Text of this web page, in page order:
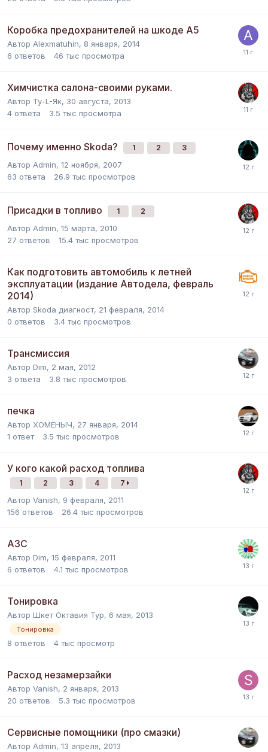
Коробка предохранителей на шкоде А5
Автор Alexmatuhin, 8 января, 2014
6 ответов 46 тыс просмотра
Химчистка салона-своими руками.
Автор Ту-L-Як, 30 августа, 2013
4 ответа 3.5 тыс просмотра
Почему именно Skoda? 1 2 3
Автор Admin, 12 ноября, 2007
63 ответа 26.9 тыс просмотров
Присадки в топливо 1 2
Автор Admin, 15 марта, 2010
27 ответов 15.4 тыс просмотров
Как подготовить автомобиль к летней
эксплуатации (издание Автодела, февраль
2014)
Автор Skoda диагност, 21 февраля, 2014
0 ответов 3.4 тыс просмотров
Трансмиссия
Автор Dim, 2 мая, 2012
3 ответа 3.8 тыс просмотров
печка
Автор ХОМЕНЫЧ, 27 января, 2014
1 ответ 3.5 тыс просмотров
У кого какой расход топлива
1 2 3 4 7
Автор Vanish, 9 февраля, 2011
156 ответов 26.4 тыс просмотров
АЗС
Автор Dim, 15 февраля, 2011
6 ответов 4.1 тыс просмотров
Тонировка
Автор Шкет Октавия Тур, 6 мая, 2013
Тонировка
8 ответов 4 тыс просмотр
Расход незамерзайки
Автор Vanish, 2 января, 2013
20 ответов 5.3 тыс просмотров
Сервисные помощники (про смазки)
Автор Admin, 13 апреля, 2013